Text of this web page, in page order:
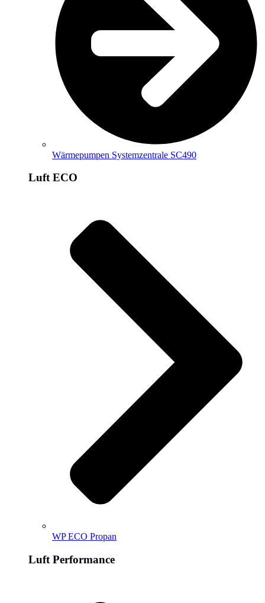
Wärmepumpen Systemzentrale SC490
Luft ECO
WP ECO Propan
Luft Performance